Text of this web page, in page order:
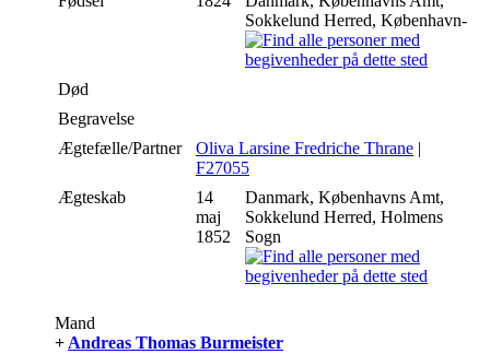
Sokkelund Herred, København-
Død
Begravelse
Ægtefælle/Partner
Oliva Larsine Fredriche Thrane |
F27055
Ægteskab
14
maj
1852
Danmark, Københavns Amt,
Sokkelund Herred, Holmens
Sogn
Mand
+ Andreas Thomas Burmeister